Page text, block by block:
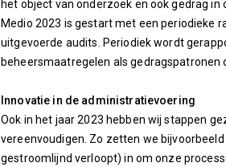
het object van onderzoek en ook gedrag
Medio 2023 is gestart met een periodieke
uitgevoerde audits. Periodiek wordt
beheersmaatregelen als gedragspatronen
Innovatie in de administratievoering
Ook in het jaar 2023 hebben wij stappen
vereenvoudigen. Zo zetten we
gestroomlijnd verloopt) in om onze